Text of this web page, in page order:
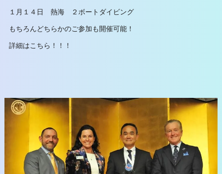
１月１４日 熱海 ２ボートダイビング
もちろんどちらかのご参加も開催可能！
詳細はこちら！！！